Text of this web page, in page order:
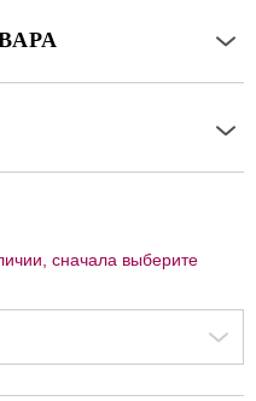
сначала выберите